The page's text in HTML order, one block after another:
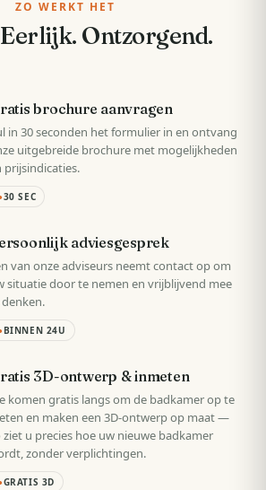
ZO WERKT HET
Ontzorgend.
brochure aanvragen
in 30 seconden het formulier in en ontvang
uitgebreide brochure met mogelijkheden
prijsindicaties.
30 SEC
adviesgesprek
van onze adviseurs neemt contact op om
situatie door te nemen en vrijblijvend mee
BINNEN 24U
3D-ontwerp & inmeten
komen gratis langs om de badkamer op te
en maken een 3D-ontwerp op maat —
ziet u precies hoe uw nieuwe badkamer
zonder verplichtingen.
GRATIS 3D